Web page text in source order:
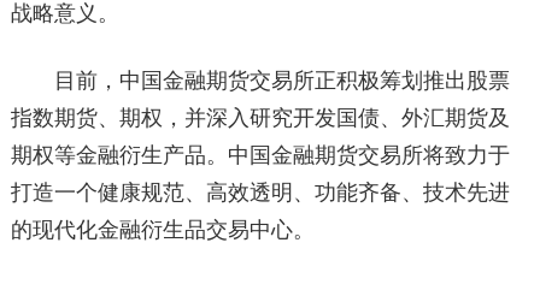
战略意义。
目前，中国金融期货交易所正积极筹划推出股票
指数期货、期权，并深入研究开发国债、外汇期货及
期权等金融衍生产品。中国金融期货交易所将致力于
打造一个健康规范、高效透明、功能齐备、技术先进
的现代化金融衍生品交易中心。